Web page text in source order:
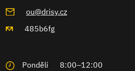
ou@drisy.cz
485b6fg
Pondělí 8:00–12:00